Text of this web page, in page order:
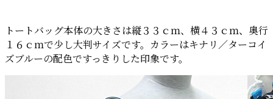
トートバッグ本体の大きさは縦３３ｃｍ、横４３ｃｍ、奥行
１６ｃｍで少し大判サイズです。カラーはキナリ／ターコイ
ズブルーの配色ですっきりした印象です。